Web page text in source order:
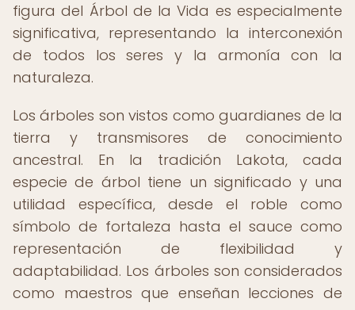
figura del Árbol de la Vida es especialmente
significativa, representando la interconexión
de todos los seres y la armonía con la
naturaleza.
Los árboles son vistos como guardianes de la
tierra y transmisores de conocimiento
ancestral. En la tradición Lakota, cada
especie de árbol tiene un significado y una
utilidad específica, desde el roble como
símbolo de fortaleza hasta el sauce como
representación de flexibilidad y
adaptabilidad. Los árboles son considerados
como maestros que enseñan lecciones de